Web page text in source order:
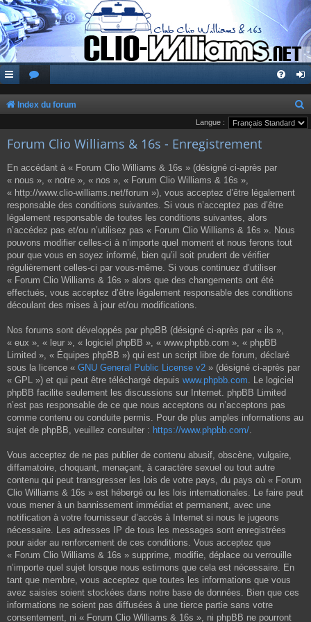
Index du forum
Langue :
Forum Clio Williams & 16s - Enregistrement
En accédant à « Forum Clio Williams & 16s » (désigné ci-après par
« nous », « notre », « nos », « Forum Clio Williams & 16s »,
« http://www.clio-williams.net/forum »), vous acceptez d’être légalement
responsable des conditions suivantes. Si vous n’acceptez pas d’être
légalement responsable de toutes les conditions suivantes, alors
n’accédez pas et/ou n’utilisez pas « Forum Clio Williams & 16s ». Nous
pouvons modifier celles-ci à n’importe quel moment et nous ferons tout
pour que vous en soyez informé, bien qu’il soit prudent de vérifier
régulièrement celles-ci par vous-même. Si vous continuez d’utiliser
« Forum Clio Williams & 16s » alors que des changements ont été
effectués, vous acceptez d’être légalement responsable des conditions
découlant des mises à jour et/ou modifications.
Nos forums sont développés par phpBB (désigné ci-après par « ils »,
« eux », « leur », « logiciel phpBB », « www.phpbb.com », « phpBB
Limited », « Équipes phpBB ») qui est un script libre de forum, déclaré
sous la licence « GNU General Public License v2 » (désigné ci-après par
« GPL ») et qui peut être téléchargé depuis www.phpbb.com. Le logiciel
phpBB facilite seulement les discussions sur Internet. phpBB Limited
n’est pas responsable de ce que nous acceptons ou n’acceptons pas
comme contenu ou conduite permis. Pour de plus amples informations au
sujet de phpBB, veuillez consulter : https://www.phpbb.com/.
Vous acceptez de ne pas publier de contenu abusif, obscène, vulgaire,
diffamatoire, choquant, menaçant, à caractère sexuel ou tout autre
contenu qui peut transgresser les lois de votre pays, du pays où « Forum
Clio Williams & 16s » est hébergé ou les lois internationales. Le faire peut
vous mener à un bannissement immédiat et permanent, avec une
notification à votre fournisseur d’accès à Internet si nous le jugeons
nécessaire. Les adresses IP de tous les messages sont enregistrées
pour aider au renforcement de ces conditions. Vous acceptez que
« Forum Clio Williams & 16s » supprime, modifie, déplace ou verrouille
n’importe quel sujet lorsque nous estimons que cela est nécessaire. En
tant que membre, vous acceptez que toutes les informations que vous
avez saisies soient stockées dans notre base de données. Bien que ces
informations ne soient pas diffusées à une tierce partie sans votre
consentement, ni « Forum Clio Williams & 16s », ni phpBB ne pourront